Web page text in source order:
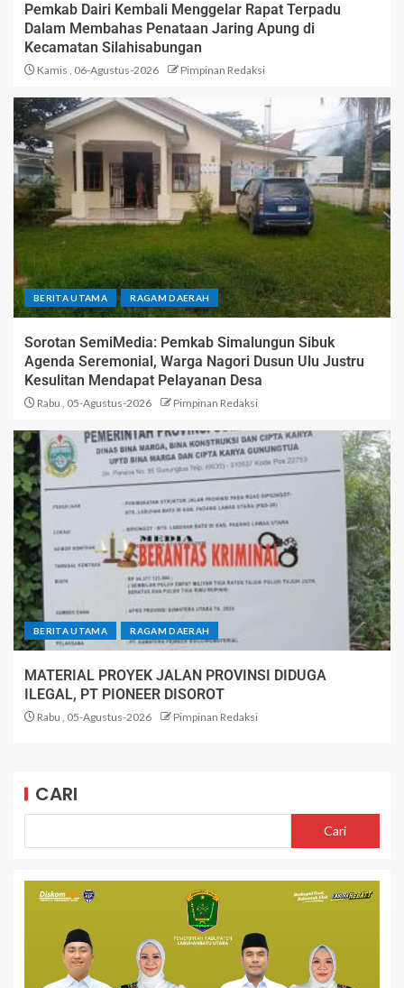
Pemkab Dairi Kembali Menggelar Rapat Terpadu
Dalam Membahas Penataan Jaring Apung di
Kecamatan Silahisabungan
Kamis , 06-Agustus-2026 Pimpinan Redaksi
BERITA UTAMA RAGAM DAERAH
Sorotan SemiMedia: Pemkab Simalungun Sibuk
Agenda Seremonial, Warga Nagori Dusun Ulu Justru
Kesulitan Mendapat Pelayanan Desa
Rabu , 05-Agustus-2026 Pimpinan Redaksi
BERITA UTAMA RAGAM DAERAH
MATERIAL PROYEK JALAN PROVINSI DIDUGA
ILEGAL, PT PIONEER DISOROT
Rabu , 05-Agustus-2026 Pimpinan Redaksi
CARI
Cari